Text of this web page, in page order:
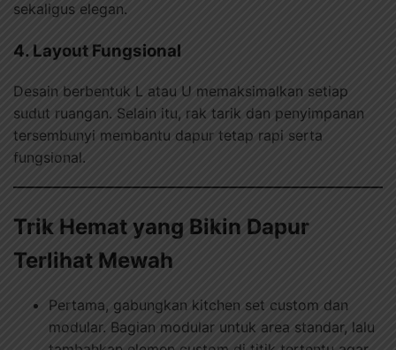
sekaligus elegan.
4. Layout Fungsional
Desain berbentuk L atau U memaksimalkan setiap
sudut ruangan. Selain itu, rak tarik dan penyimpanan
tersembunyi membantu dapur tetap rapi serta
fungsional.
Trik Hemat yang Bikin Dapur
Terlihat Mewah
Pertama, gabungkan kitchen set custom dan
modular. Bagian modular untuk area standar, lalu